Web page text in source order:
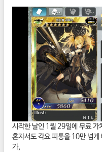
시작한 날인 1월 29일에 무료 가
혼자서도 각요 피통을 10만 넘
가,